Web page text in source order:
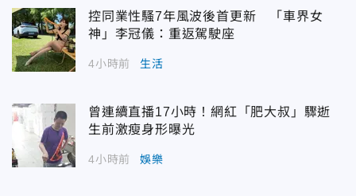
控同業性騷7年風波後首更新 「車界女
神」李冠儀：重返駕駛座
4小時前 生活
曾連續直播17小時！網紅「肥大叔」驟逝
生前激瘦身形曝光
4小時前 娛樂